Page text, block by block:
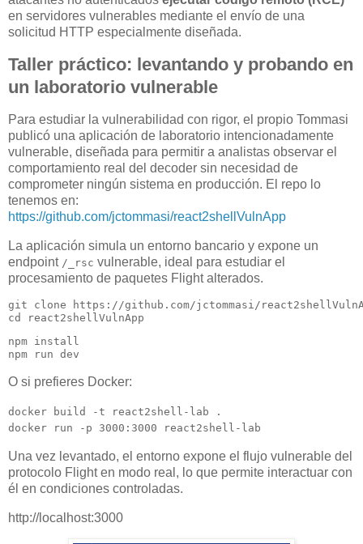
en servidores vulnerables mediante el envío de una
solicitud HTTP especialmente diseñada.
Taller práctico: levantando y probando en
un laboratorio vulnerable
Para estudiar la vulnerabilidad con rigor, el propio Tommasi
publicó una aplicación de laboratorio intencionadamente
vulnerable, diseñada para permitir a analistas observar el
comportamiento real del decoder sin necesidad de
comprometer ningún sistema en producción. El repo lo
tenemos en:
https://github.com/jctommasi/react2shellVulnApp
La aplicación simula un entorno bancario y expone un
endpoint /_rsc vulnerable, ideal para estudiar el
procesamiento de paquetes Flight alterados.
git clone
cd
react2shellVulnApp
npm install
O si prefieres Docker:
docker build -t react2shell-lab .
docker run -p 3000:3000 react2shell-lab
Una vez levantado, el entorno expone el flujo vulnerable del
protocolo Flight en modo real, lo que permite interactuar con
él en condiciones controladas.
http://localhost:3000